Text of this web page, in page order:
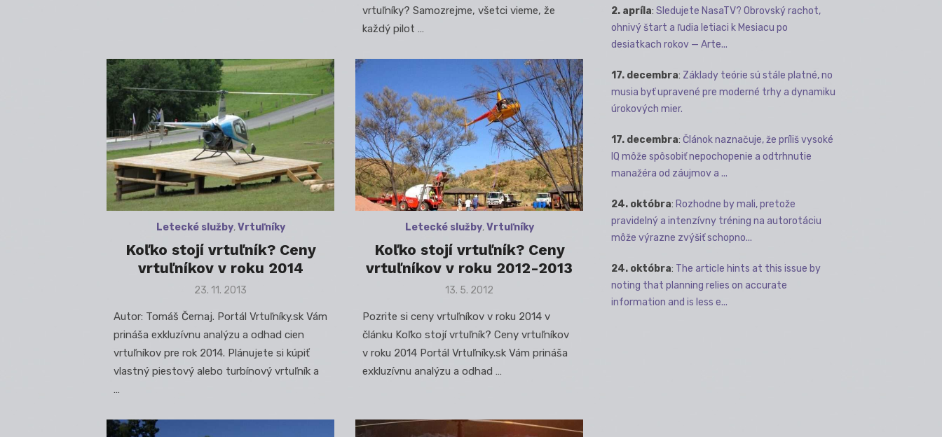
vrtuľníky? Samozrejme, všetci vieme, že
každý pilot …
Letecké služby,Vrtuľníky
Koľko stojí vrtuľník? Ceny
vrtuľníkov v roku 2014
Posted
23. 11. 2013
Autor: Tomáš Černaj. Portál Vrtuľníky.sk Vám
prináša exkluzívnu analýzu a odhad cien
vrtuľníkov pre rok 2014. Plánujete si kúpiť
vlastný piestový alebo turbínový vrtuľník a
…
Letecké služby,Vrtuľníky
Koľko stojí vrtuľník? Ceny
vrtuľníkov v roku 2012-2013
Posted
13. 5. 2012
Pozrite si ceny vrtuľníkov v roku 2014 v
článku Koľko stojí vrtuľník? Ceny vrtuľníkov
v roku 2014 Portál Vrtuľníky.sk Vám prináša
exkluzívnu analýzu a odhad …
2. apríla: Sledujete NasaTV? Obrovský rachot,
ohnivý štart a ľudia letiaci k Mesiacu po
desiatkach rokov — Arte...
17. decembra: Základy teórie sú stále platné, no
musia byť upravené pre moderné trhy a dynamiku
úrokových mier.
17. decembra: Článok naznačuje, že príliš vysoké
IQ môže spôsobiť nepochopenie a odtrhnutie
manažéra od záujmov a ...
24. októbra: Rozhodne by mali, pretože
pravidelný a intenzívny tréning na autorotáciu
môže výrazne zvýšiť schopno...
24. októbra: The article hints at this issue by
noting that planning relies on accurate
information and is less e...